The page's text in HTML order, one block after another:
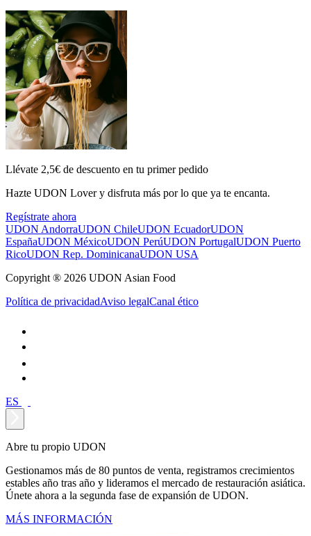
Llévate 2,5€ de descuento en tu primer pedido
Hazte UDON Lover y disfruta más por lo que ya te encanta.
Regístrate ahora
UDON AndorraUDON ChileUDON EcuadorUDON
EspañaUDON MéxicoUDON PerúUDON PortugalUDON Puerto
RicoUDON Rep. DominicanaUDON USA
Copyright ® 2026 UDON Asian Food
Política de privacidadAviso legalCanal ético
ES
Abre tu propio UDON
Gestionamos más de 80 puntos de venta, registramos crecimientos
estables año tras año y lideramos el mercado de restauración asiática.
Únete ahora a la segunda fase de expansión de UDON.
MÁS INFORMACIÓN